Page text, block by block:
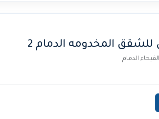
للشقق المخدومه الدمام 2
الدمام